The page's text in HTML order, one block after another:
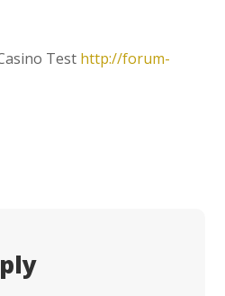
Test http://forum-